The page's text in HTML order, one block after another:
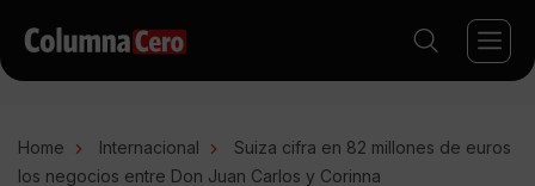
Home Internacional
Suiza cifra en 82 millones de euros
los negocios entre Don Juan Carlos y Corinna